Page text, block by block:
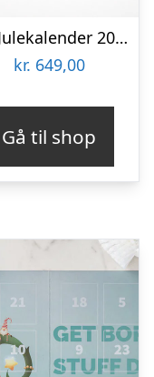
Gin Julekalender 2026
kr. 649,00
Gå til shop